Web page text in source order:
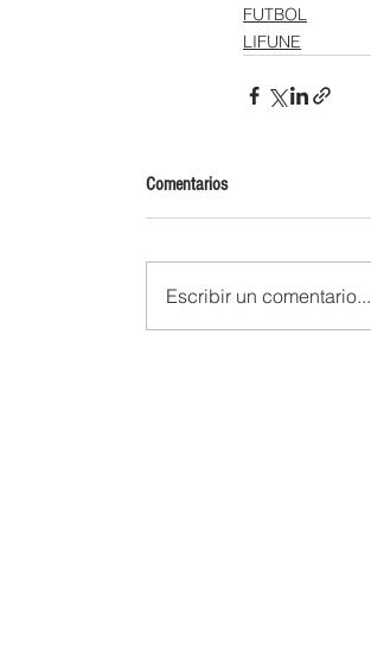
FUTBOL
LIFUNE
Comentarios
Escribir un comentario...